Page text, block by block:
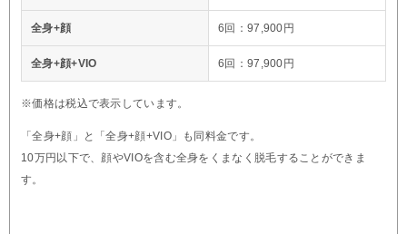
全身+顔 6回：97,900円
全身+顔+VIO 6回：97,900円
※価格は税込で表示しています。
「全身+顔」と「全身+顔+VIO」も同料金です。
10万円以下で、顔やVIOを含む全身をくまなく脱毛することができま
す。